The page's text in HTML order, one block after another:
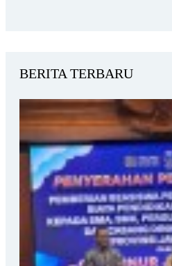
BERITA TERBARU